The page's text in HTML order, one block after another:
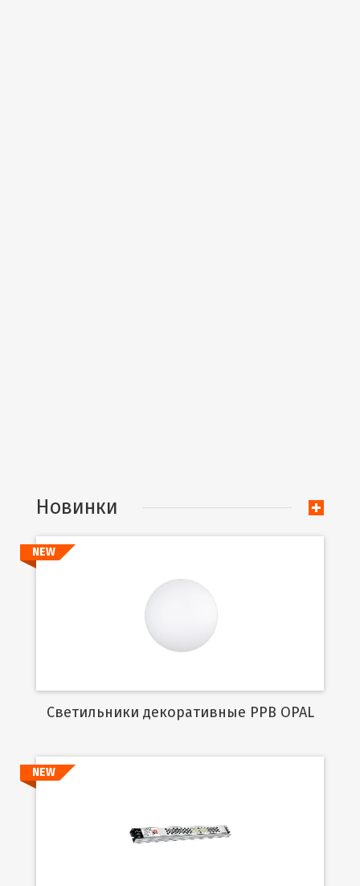
Новинки
NEW
Cветильники декоративные PPB OPAL
Подробнее
NEW